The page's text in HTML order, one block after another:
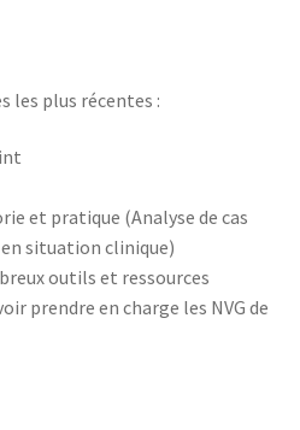
les plus récentes :
et pratique (Analyse de cas
situation clinique)
outils et ressources
prendre en charge les NVG de